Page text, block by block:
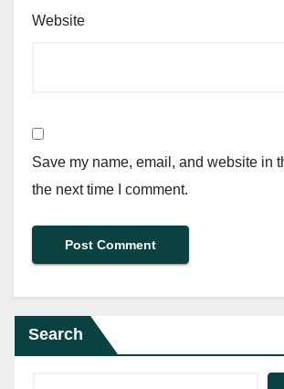
Website
Save my name, email, and website in
the next time I comment.
Search